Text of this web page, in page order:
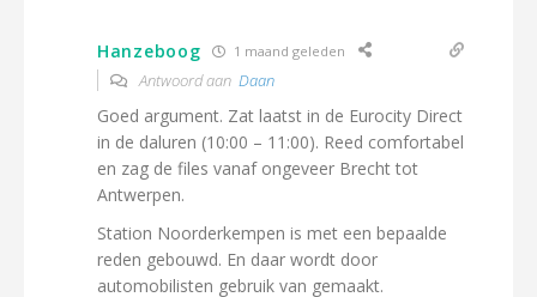
Hanzeboog 1 maand geleden
Antwoord aan Daan
Goed argument. Zat laatst in de Eurocity Direct
in de daluren (10:00 – 11:00). Reed comfortabel
en zag de files vanaf ongeveer Brecht tot
Antwerpen.
Station Noorderkempen is met een bepaalde
reden gebouwd. En daar wordt door
automobilisten gebruik van gemaakt.